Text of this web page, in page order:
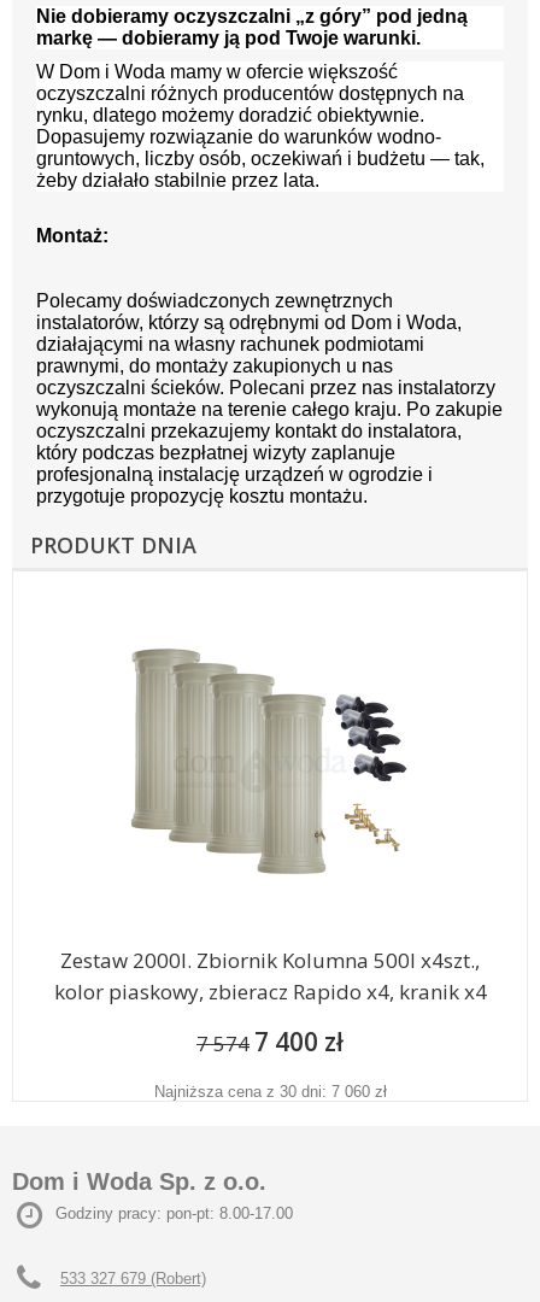
Nie dobieramy oczyszczalni „z góry” pod jedną
markę — dobieramy ją pod Twoje warunki.
W Dom i Woda mamy w ofercie większość
oczyszczalni różnych producentów dostępnych na
rynku, dlatego możemy doradzić obiektywnie.
Dopasujemy rozwiązanie do warunków wodno-
gruntowych, liczby osób, oczekiwań i budżetu — tak,
żeby działało stabilnie przez lata.
Montaż:
Polecamy doświadczonych zewnętrznych
instalatorów, którzy są odrębnymi od Dom i Woda,
działającymi na własny rachunek podmiotami
prawnymi, do montaży zakupionych u nas
oczyszczalni ścieków. Polecani przez nas instalatorzy
wykonują montaże na terenie całego kraju. Po zakupie
oczyszczalni przekazujemy kontakt do instalatora,
który podczas bezpłatnej wizyty zaplanuje
profesjonalną instalację urządzeń w ogrodzie i
przygotuje propozycję kosztu montażu.
PRODUKT DNIA
Zestaw 2000l. Zbiornik Kolumna 500l x4szt.,
kolor piaskowy, zbieracz Rapido x4, kranik x4
7 574 7 400 zł
Najniższa cena z 30 dni: 7 060 zł
Dom i Woda Sp. z o.o.
Godziny pracy: pon-pt: 8.00-17.00
533 327 679 (Robert)